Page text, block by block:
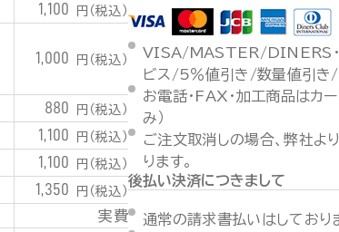
1,100 円（税込）
1,000 円（税込）
880 円（税込）
1,100 円（税込）
1,100 円（税込）
1,350 円（税込）
実費
VISA/MASTER/DINERS・
ビス/5％値引き/数量値引き/
お電話・FAX・加工商品はカ
み）
ご注文取消しの場合、弊社
ります。
後払い決済につきまして
通常の請求書払いはしており